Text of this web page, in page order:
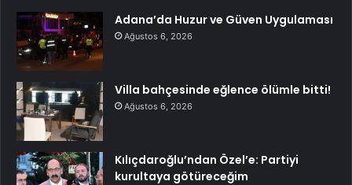
Adana’da Huzur ve Güven Uygulaması
Ağustos 6, 2026
Villa bahçesinde eğlence ölümle bitti!
Ağustos 6, 2026
Kılıçdaroğlu’ndan Özel’e: Partiyi
kurultaya götüreceğim